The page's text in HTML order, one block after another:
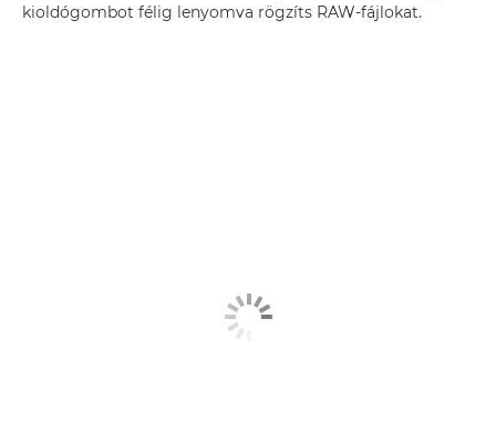
kioldógombot félig lenyomva rögzíts RAW-fájlokat.